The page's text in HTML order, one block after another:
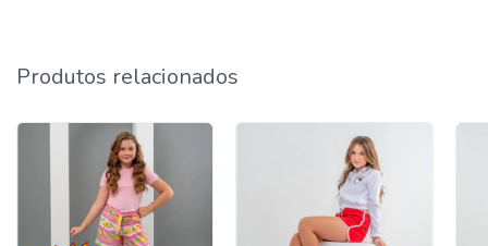
Produtos relacionados